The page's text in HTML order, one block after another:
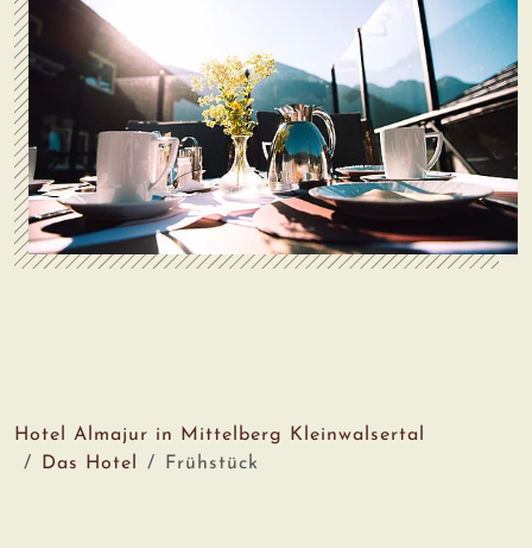
Hotel Almajur in Mittelberg Kleinwalsertal
Das Hotel
Frühstück